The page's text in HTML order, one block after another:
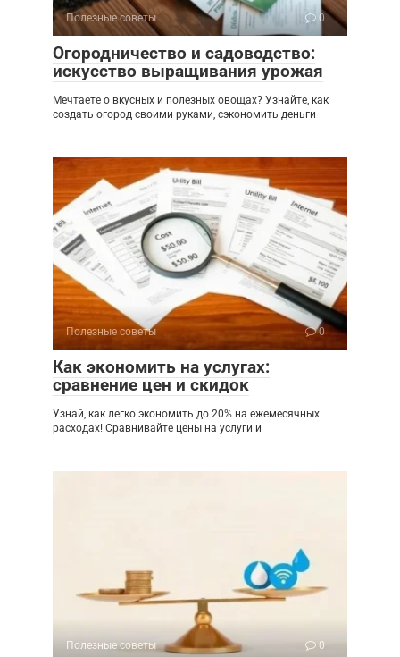
Полезные советы 0
Огородничество и садоводство:
искусство выращивания урожая
Мечтаете о вкусных и полезных овощах? Узнайте, как
создать огород своими руками, сэкономить деньги
Полезные советы 0
Как экономить на услугах:
сравнение цен и скидок
Узнай, как легко экономить до 20% на ежемесячных
расходах! Сравнивайте цены на услуги и
Полезные советы 0